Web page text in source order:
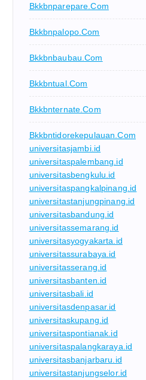
Bkkbnparepare.com
Bkkbnpalopo.com
Bkkbnbaubau.com
Bkkbntual.com
Bkkbnternate.com
Bkkbntidorekepulauan.com
universitasjambi.id
universitaspalembang.id
universitasbengkulu.id
universitaspangkalpinang.id
universitastanjungpinang.id
universitasbandung.id
universitassemarang.id
universitasyogyakarta.id
universitassurabaya.id
universitasserang.id
universitasbanten.id
universitasbali.id
universitasdenpasar.id
universitaskupang.id
universitaspontianak.id
universitaspalangkaraya.id
universitasbanjarbaru.id
universitastanjungselor.id